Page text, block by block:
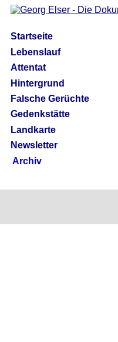
Startseite
Lebenslauf
Attentat
Hintergrund
Falsche Gerüchte
Gedenkstätte
Landkarte
Newsletter
Archiv